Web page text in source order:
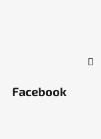
Facebook